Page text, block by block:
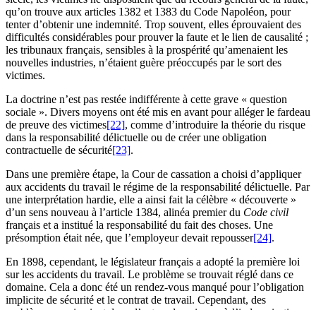
qu’on trouve aux articles 1382 et 1383 du Code Napoléon, pour
tenter d’obtenir une indemnité. Trop souvent, elles éprouvaient des
difficultés considérables pour prouver la faute et le lien de causalité ;
les tribunaux français, sensibles à la prospérité qu’amenaient les
nouvelles industries, n’étaient guère préoccupés par le sort des
victimes.
La doctrine n’est pas restée indifférente à cette grave « question
sociale ». Divers moyens ont été mis en avant pour alléger le fardeau
de preuve des victimes[22], comme d’introduire la théorie du risque
dans la responsabilité délictuelle ou de créer une obligation
contractuelle de sécurité[23].
Dans une première étape, la Cour de cassation a choisi d’appliquer
aux accidents du travail le régime de la responsabilité délictuelle. Par
une interprétation hardie, elle a ainsi fait la célèbre « découverte »
d’un sens nouveau à l’article 1384, alinéa premier du Code civil
français et a institué la responsabilité du fait des choses. Une
présomption était née, que l’employeur devait repousser[24].
En 1898, cependant, le législateur français a adopté la première loi
sur les accidents du travail. Le problème se trouvait réglé dans ce
domaine. Cela a donc été un rendez-vous manqué pour l’obligation
implicite de sécurité et le contrat de travail. Cependant, des